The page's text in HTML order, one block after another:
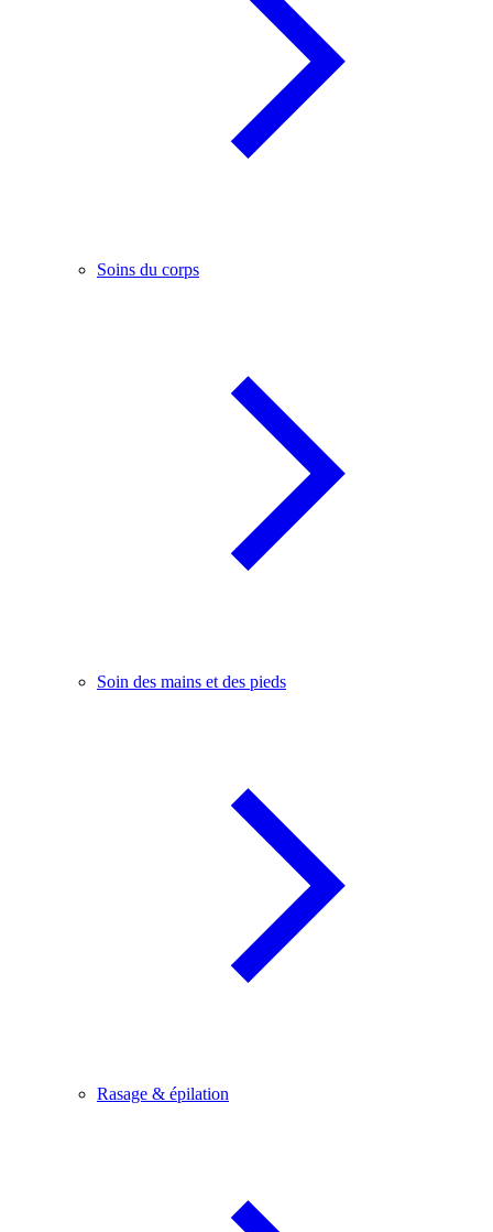
Soins du corps
Soin des mains et des pieds
Rasage & épilation